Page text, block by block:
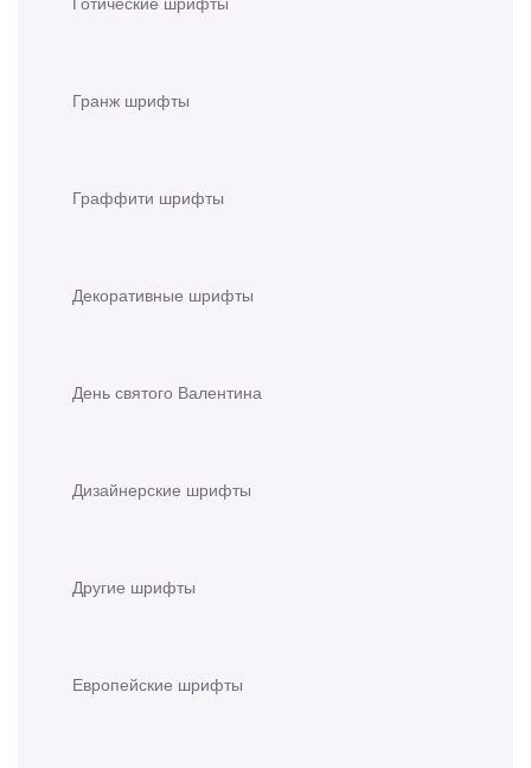
Гранж шрифты
Граффити шрифты
Декоративные шрифты
День святого Валентина
Дизайнерские шрифты
Другие шрифты
Европейские шрифты